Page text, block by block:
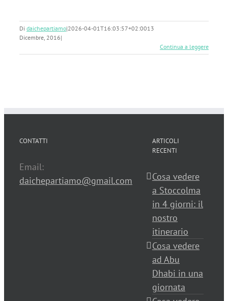
Di daichepartiamo|2026-04-01T16:03:57+02:0013
Dicembre, 2016|
Continua a leggere
CONTATTI
Email:
daichepartiamo@gmail.com
ARTICOLI
RECENTI
Cosa vedere
a Stoccolma
in 4 giorni: il
nostro
itinerario
Cosa vedere
ad Abu
Dhabi in una
giornata